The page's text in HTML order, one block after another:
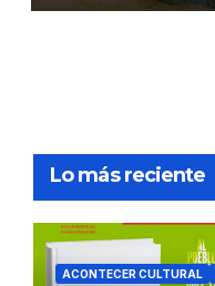
Lo más reciente
ACONTECER CULTURAL